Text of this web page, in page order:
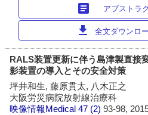
article アブストラ
download 全文ダウンロ
RALS装置更新に伴う島津製直接
影装置の導入とその安全対策
坪井和生, 藤原貫太, 八木正之
大阪労災病院放射線治療科
映像情報Medical 47 (2)93-98,